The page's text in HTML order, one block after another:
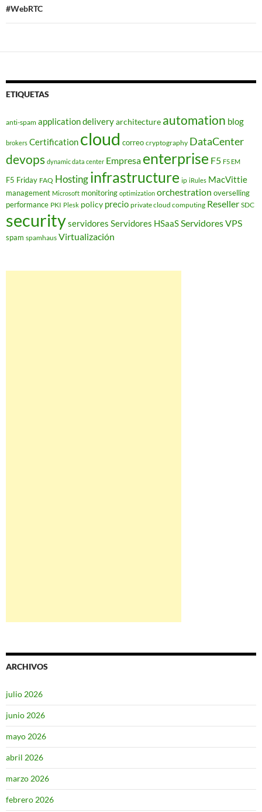
#WebRTC
ETIQUETAS
anti-spam application deliveryarchitecture automation blog
brokers Certification cloud correo cryptography DataCenter
devops dynamic data center Empresa enterprise F5 F5 EM
F5 Friday FAQ Hostinginfrastructure ip iRules MacVittie
management Microsoft monitoring optimization orchestration overselling
performance PKI Plesk policy precio private cloud computing Reseller SDC
securityservidores Servidores HSaaSServidores VPS
spam spamhaus Virtualización
ARCHIVOS
julio 2026
junio 2026
mayo 2026
abril 2026
marzo 2026
febrero 2026